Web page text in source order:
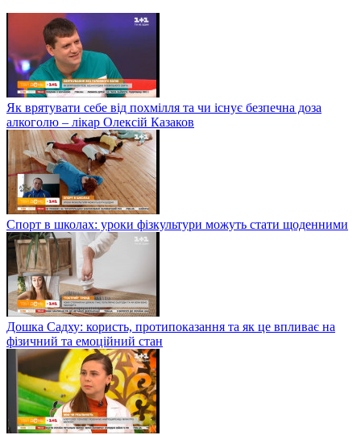
Як врятувати себе від похмілля та чи існує безпечна доза
алкоголю – лікар Олексій Казаков
Спорт в школах: уроки фізкультури можуть стати щоденними
Дошка Садху: користь, протипоказання та як це впливає на
фізичний та емоційний стан